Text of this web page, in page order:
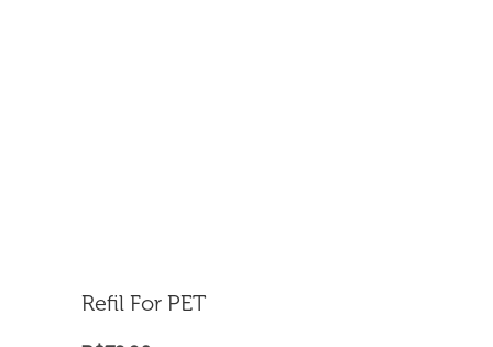
Refil For PET